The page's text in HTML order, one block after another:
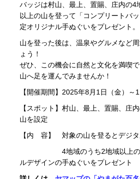
バッジは村山、最上、置賜、庄内の4
以上の山を登って「コンプリートバ
定オリジナル手ぬぐいをプレゼント。
山を登った後は、温泉やグルメなど
ょう！
ぜひ、この機会に自然と文化を満喫
山へ足を運んでみませんか！
【開催期間】2025年8月1日（金）～
【スポット】村山、最上、置賜、庄
山を設定
【内 容】 対象の山を登るとデジタ
4地域のうち2地域以上の山
ルデザインの手ぬぐいをプレゼント